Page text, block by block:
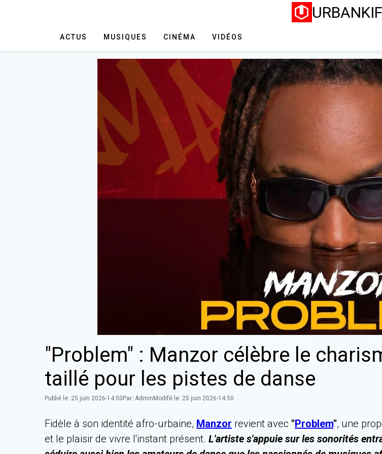
ACTUS MUSIQUES CINÉMA VIDÉOS
"Problem" : Manzor célèbre le
taillé pour les pistes de danse
Publié le: 25 juin 2026-14:50 Par: Admin Modifé le: 25 juin 2026-14:50
Fidèle à son identité afro-urbaine, Manzor revient avec "Problem", une
et le plaisir de vivre l'instant présent. L'artiste s'appuie sur les sonorités